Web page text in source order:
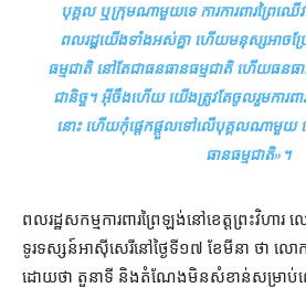
បុគ្គល ឬ​ក្រុម​ណាមួយ​ទេ ការ​ការពារ​ព្រៃឈើ​
ពលរដ្ឋ​យើង​ទាំងអស់​គ្នា ហើយ​មនុស្ស​អាច​ប្រ
ធម្មជាតិ នៅតែ​ជា​ធនធានធម្មជាតិ ហើយ​ធនធា
ជានិច្ច​។ អ៊ីចឹង​ហើយ យើង​ត្រូវតែ​ចូលរួម​ការពា
នោះ ហើយ​កុំ​ផ្ដេកផ្ដួល​ទៅលើ​បុគ្គល​ណាមួយ គ
ធាន​ធម្មជាតិ»។
ពលរដ្ឋ​សកម្ម​ការពារ​ព្រៃឡង់​នៅ​ខេត្តព្រះវិហា
ទូរទស្សន៍​អាស៊ីសេរី​នៅ​ថ្ងៃទី​១៧ ខែមីនា ថា លោក​ប្ដ
ដោយ​ថា តួនាទី និង​តំណែង​មិន​សំខាន់​សម្រាប់​